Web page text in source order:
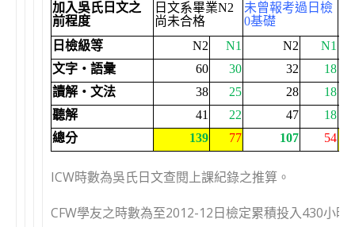
加入吳氏日文之
前程度
日文系畢業N2
尚未合格
未曾報考過日檢
0基礎
日檢級等
N2 N1 N2
N1
文字‧語彙
60 30 32
18
讀解‧文法
38 25 28
18
聽解
41 22 47
18
總分
139 77 107 54
ICW時數為吳氏日文查閱上課紀錄之推算。
CFW學友之時數為至2012-12日檢定累積投入430小時